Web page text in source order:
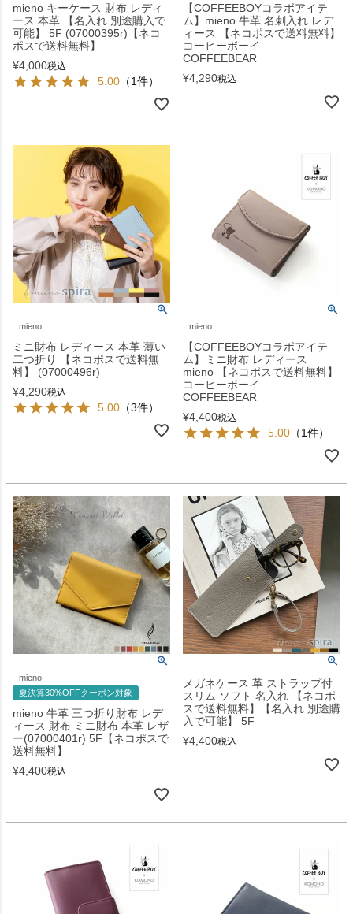
mieno キーケース 財布 レディ
ース 本革 【名入れ 別途購入で
可能】 5F (07000395r)【ネコ
ポスで送料無料】
¥4,000税込
5.00 （1件）
【COFFEEBOYコラボアイテ
ム】mieno 牛革 名刺入れ レデ
ィース 【ネコポスで送料無料】
コーヒーボーイ
COFFEEBEAR
¥4,290税込
mieno
ミニ財布 レディース 本革 薄い
二つ折り 【ネコポスで送料無
料】 (07000496r)
¥4,290税込
5.00 （3件）
mieno
【COFFEEBOYコラボアイテ
ム】ミニ財布 レディース
mieno 【ネコポスで送料無料】
コーヒーボーイ
COFFEEBEAR
¥4,400税込
5.00 （1件）
mieno
夏決算30%OFFクーポン対象
mieno 牛革 三つ折り財布 レデ
ィース 財布 ミニ財布 本革 レザ
ー(07000401r) 5F【ネコポスで
送料無料】
¥4,400税込
メガネケース 革 ストラップ付
スリム ソフト 名入れ 【ネコポ
スで送料無料】【名入れ 別途購
入で可能】 5F
¥4,400税込